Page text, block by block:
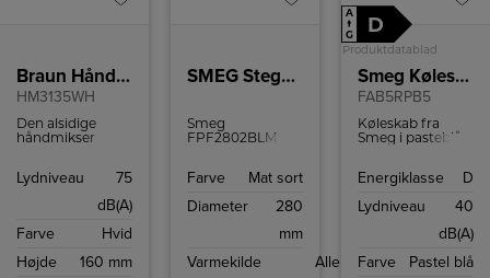
Braun Håndmikser
HM3135WH
Den alsidige
håndmikser
komfort og
at bage.
Lydniveau
75
dB(A)
Farve
Hvid
Højde
160 mm
SMEG Stegepande FPF2802BLM
Smeg
FPF2802BLM er
sort 50’s‑design
keramisk
varmefordeling,
inkl. induktion,
Farve
Mat sort
Diameter
280
mm
Varmekilde
Alle
A
↑
G
D
Produktdatablad
Smeg Køleskab
FAB5RPB5
Køleskab fra
Smeg i pasteblå
dørhylder og LED
Energiklasse
D
Lydniveau
40
dB(A)
Farve
Pastel blå